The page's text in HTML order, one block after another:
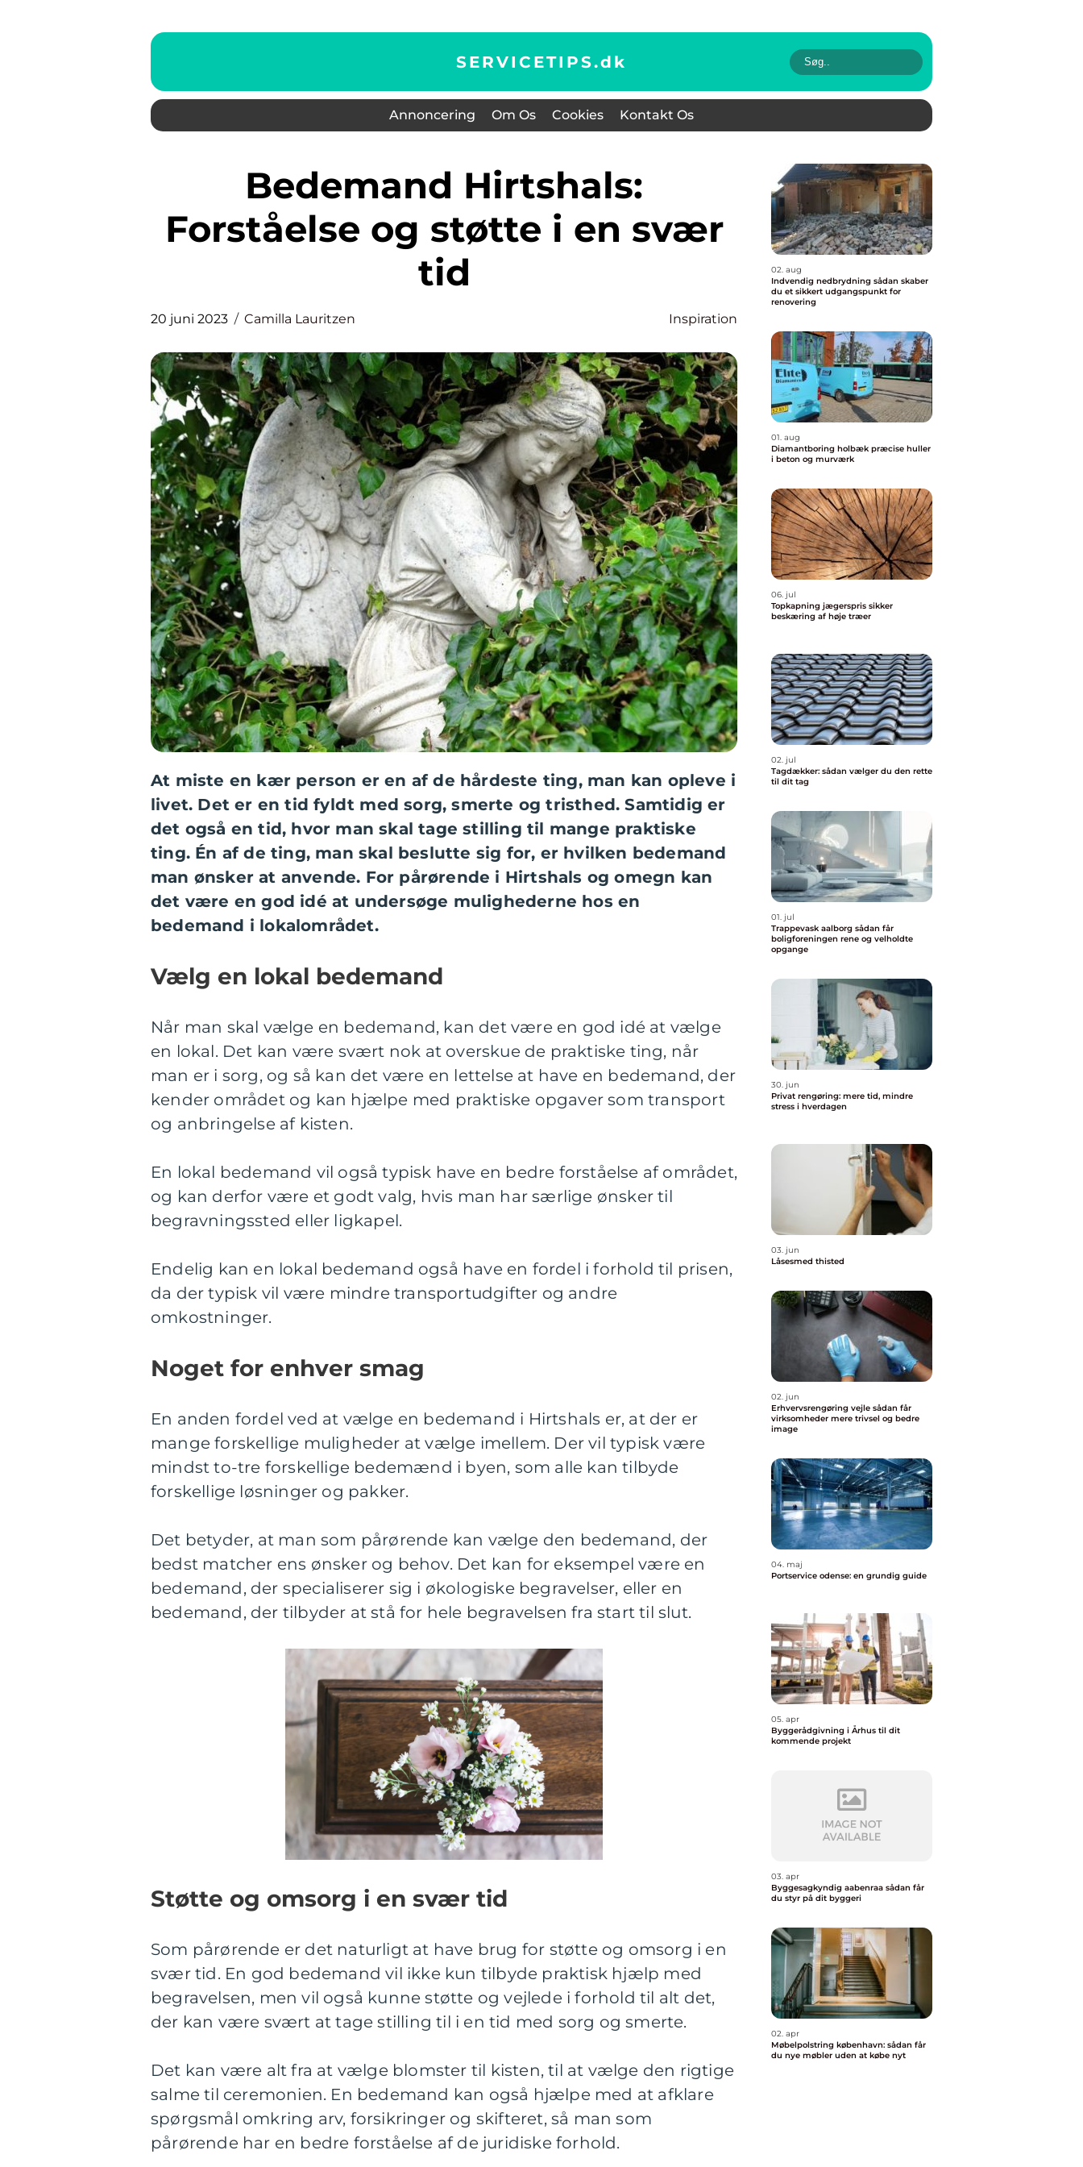
SERVICETIPS.dk
Annoncering Om Os Cookies Kontakt Os
Bedemand Hirtshals:
Forståelse og støtte i en svær
tid
20 juni 2023 Camilla Lauritzen Inspiration
At miste en kær person er en af de hårdeste ting, man kan opleve i
livet. Det er en tid fyldt med sorg, smerte og tristhed. Samtidig er
det også en tid, hvor man skal tage stilling til mange praktiske
ting. Én af de ting, man skal beslutte sig for, er hvilken bedemand
man ønsker at anvende. For pårørende i Hirtshals og omegn kan
det være en god idé at undersøge mulighederne hos en
bedemand i lokalområdet.
Vælg en lokal bedemand
Når man skal vælge en bedemand, kan det være en god idé at vælge
en lokal. Det kan være svært nok at overskue de praktiske ting, når
man er i sorg, og så kan det være en lettelse at have en bedemand, der
kender området og kan hjælpe med praktiske opgaver som transport
og anbringelse af kisten.
En lokal bedemand vil også typisk have en bedre forståelse af området,
og kan derfor være et godt valg, hvis man har særlige ønsker til
begravningssted eller ligkapel.
Endelig kan en lokal bedemand også have en fordel i forhold til prisen,
da der typisk vil være mindre transportudgifter og andre
omkostninger.
Noget for enhver smag
En anden fordel ved at vælge en bedemand i Hirtshals er, at der er
mange forskellige muligheder at vælge imellem. Der vil typisk være
mindst to-tre forskellige bedemænd i byen, som alle kan tilbyde
forskellige løsninger og pakker.
Det betyder, at man som pårørende kan vælge den bedemand, der
bedst matcher ens ønsker og behov. Det kan for eksempel være en
bedemand, der specialiserer sig i økologiske begravelser, eller en
bedemand, der tilbyder at stå for hele begravelsen fra start til slut.
Støtte og omsorg i en svær tid
Som pårørende er det naturligt at have brug for støtte og omsorg i en
svær tid. En god bedemand vil ikke kun tilbyde praktisk hjælp med
begravelsen, men vil også kunne støtte og vejlede i forhold til alt det,
der kan være svært at tage stilling til i en tid med sorg og smerte.
Det kan være alt fra at vælge blomster til kisten, til at vælge den rigtige
salme til ceremonien. En bedemand kan også hjælpe med at afklare
spørgsmål omkring arv, forsikringer og skifteret, så man som
pårørende har en bedre forståelse af de juridiske forhold.
02. aug
Indvendig nedbrydning sådan skaber
du et sikkert udgangspunkt for
renovering
01. aug
Diamantboring holbæk præcise huller
i beton og murværk
06. jul
Topkapning jægerspris sikker
beskæring af høje træer
02. jul
Tagdækker: sådan vælger du den rette
til dit tag
01. jul
Trappevask aalborg sådan får
boligforeningen rene og velholdte
opgange
30. jun
Privat rengøring: mere tid, mindre
stress i hverdagen
03. jun
Låsesmed thisted
02. jun
Erhvervsrengøring vejle sådan får
virksomheder mere trivsel og bedre
image
04. maj
Portservice odense: en grundig guide
05. apr
Byggerådgivning i Århus til dit
kommende projekt
03. apr
Byggesagkyndig aabenraa sådan får
du styr på dit byggeri
02. apr
Møbelpolstring københavn: sådan får
du nye møbler uden at købe nyt